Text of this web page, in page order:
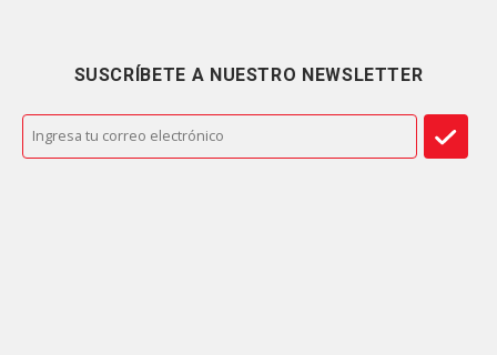
SUSCRÍBETE A NUESTRO NEWSLETTER